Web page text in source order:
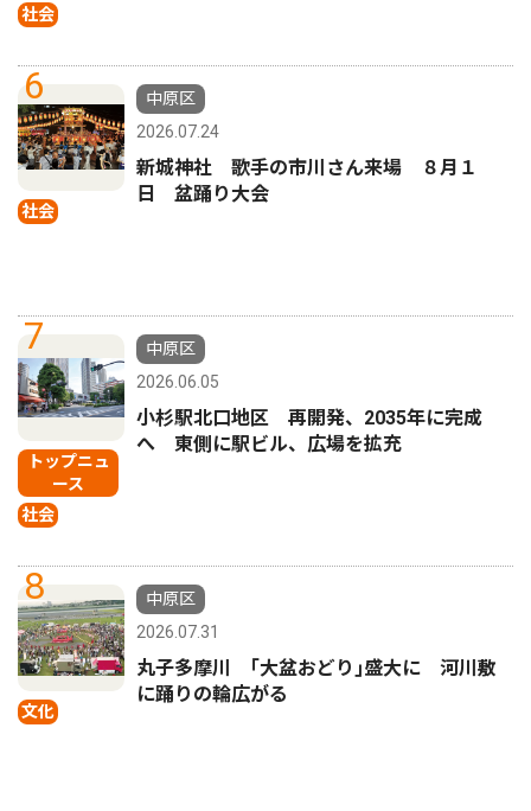
社会
6
社会
中原区
2026.07.24
新城神社 歌手の市川さん来場 ８月１
日 盆踊り大会
7
トップニュ
ース
社会
中原区
2026.06.05
小杉駅北口地区 再開発、2035年に完成
へ 東側に駅ビル、広場を拡充
8
文化
中原区
2026.07.31
丸子多摩川 ｢大盆おどり｣盛大に 河川敷
に踊りの輪広がる